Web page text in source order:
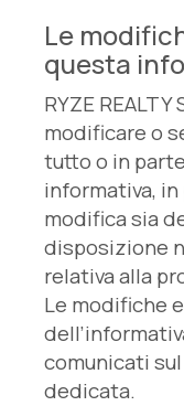
Le
questa
RYZE
modificare o
tutto o in
informativa,
modifica sia
disposizione
relativa alla
Le modifiche
comunicati
dedicata.